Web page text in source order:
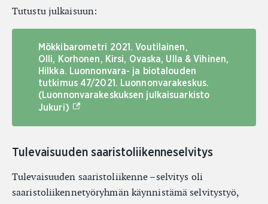
Tutustu julkaisuun:
Mökkibarometri 2021. Voutilainen,
Olli, Korhonen, Kirsi, Ovaska, Ulla & Vihinen,
Hilkka. Luonnonvara- ja biotalouden
tutkimus 47/2021. Luonnonvarakeskus.
(Luonnonvarakeskuksen julkaisuarkisto
Jukuri) (Ulkoinen linkki)
Tulevaisuuden saaristoliikenneselvitys
Tulevaisuuden saaristoliikenne –selvitys oli
saaristoliikennetyöryhmän käynnistämä selvitystyö,